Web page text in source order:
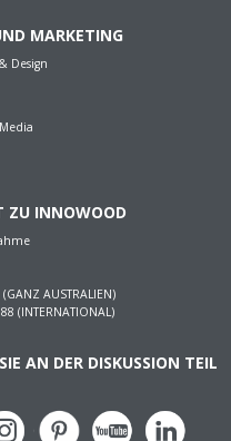
MARKETING
Design
ZU INNOWOOD
AUSTRALIEN)
(INTERNATIONAL)
AN DER DISKUSSION TEIL